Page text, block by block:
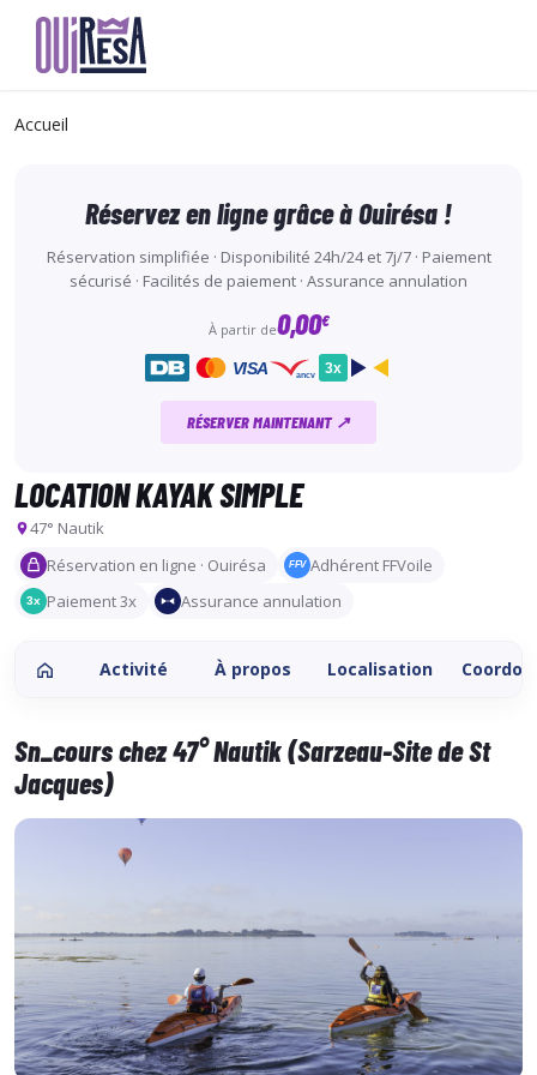
contenu
Accueil
LOCATION KAYAK SIMPLE
47° Nautik
Réservation en ligne · Ouirésa
FFV Adhérent FFVoile
3x Paiement 3x Assurance annulation
Activité À propos Localisation
Sn_cours chez 47° Nautik (Sarzeau-Site de St
Jacques)
Réservez en ligne grâce à Ouirésa !
Réservation simplifiée · Disponibilité 24h/24 et 7j/7 · Paiement
sécurisé · Facilités de paiement · Assurance annulation
À partir de0,00€
VISA ancv 3x
RÉSERVER MAINTENANT ↗